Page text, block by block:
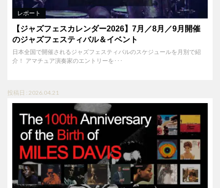
レポート
【ジャズフェスカレンダー2026】7月／8月／9月開催
のジャズフェスティバル＆イベント
日本全国で開催されるジャズフェスティバルのスケジュールを月別で紹
介！ アマチュア演奏家のエントリーを･･･
投稿日 : 2026.04.21